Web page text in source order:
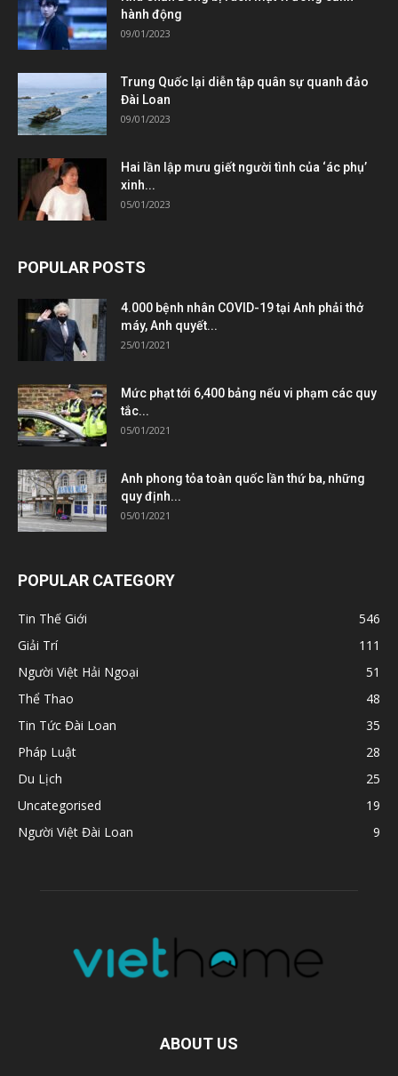
hành động
09/01/2023
Trung Quốc lại diễn tập quân sự quanh đảo
Đài Loan
09/01/2023
Hai lần lập mưu giết người tình của ‘ác phụ’
xinh...
05/01/2023
POPULAR POSTS
4.000 bệnh nhân COVID-19 tại Anh phải thở
máy, Anh quyết...
25/01/2021
Mức phạt tới 6,400 bảng nếu vi phạm các quy
tắc...
05/01/2021
Anh phong tỏa toàn quốc lần thứ ba, những
quy định...
05/01/2021
POPULAR CATEGORY
Tin Thế Giới
546
Giải Trí
111
Người Việt Hải Ngoại
51
Thể Thao
48
Tin Tức Đài Loan
35
Pháp Luật
28
Du Lịch
25
Uncategorised
19
Người Việt Đài Loan
9
ABOUT US